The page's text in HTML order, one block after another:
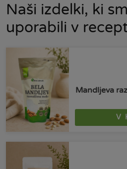
Naši izdelki, ki
uporabili v
Mandljeva
V